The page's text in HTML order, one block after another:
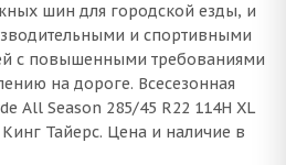
шин для городской езды, и
и спортивными
с повышенными требованиями
на дороге. Всесезонная
All Season 285/45 R22 114H XL
Тайерс. Цена и наличие в